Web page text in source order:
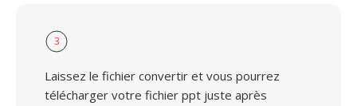
3
Laissez le fichier convertir et vous pourrez
télécharger votre fichier ppt juste après